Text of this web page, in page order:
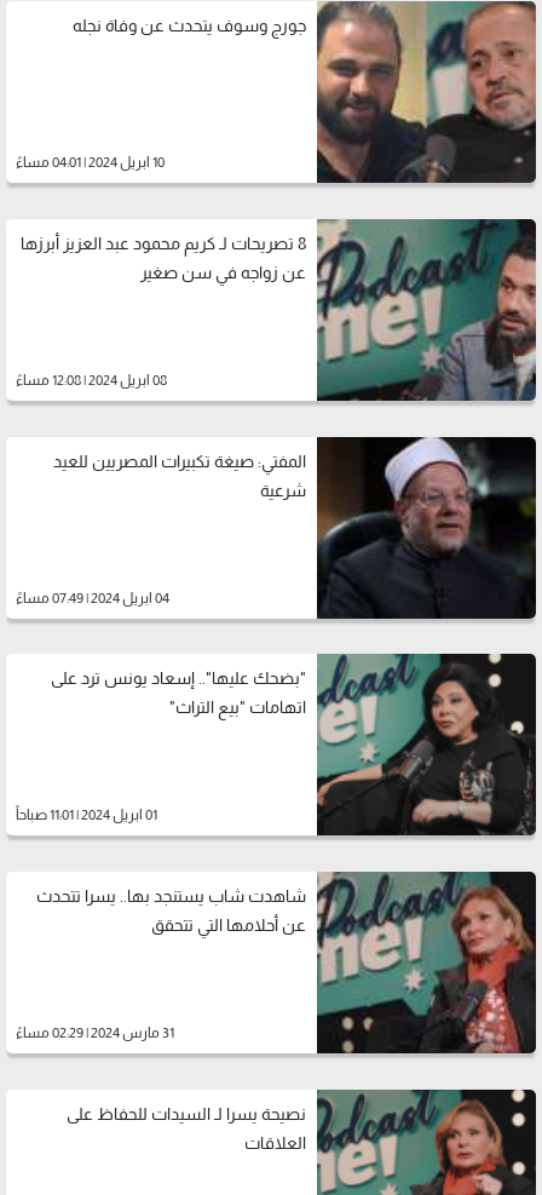
جورج وسوف يتحدث عن وفاة نجله
10 ابريل 2024 | 04:01 مساءً
8 تصريحات لـ كريم محمود عبد العزيز أبرزها
عن زواجه في سن صغير
08 ابريل 2024 | 12:08 مساءً
المفتي: صيغة تكبيرات المصريين للعيد
شرعية
04 ابريل 2024 | 07:49 مساءً
"بضحك عليها".. إسعاد يونس ترد على
اتهامات "بيع التراث"
01 ابريل 2024 | 11:01 صباحاً
شاهدت شاب يستنجد بها.. يسرا تتحدث
عن أحلامها التي تتحقق
31 مارس 2024 | 02:29 مساءً
نصيحة يسرا لـ السيدات للحفاظ على
العلاقات